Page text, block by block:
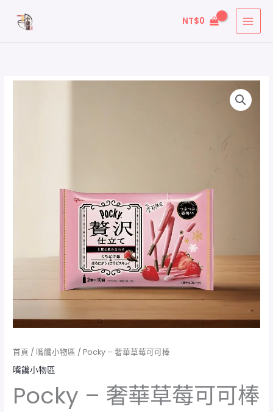
NT$0
首頁 / 嘴饞小物區 / Pocky – 奢華草莓可可棒
嘴饞小物區
Pocky – 奢華草莓可可棒
尋